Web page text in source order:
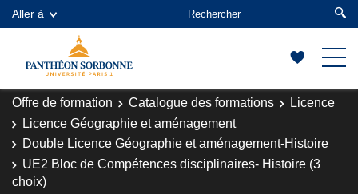
Aller à
Offre de formation Catalogue des formations
Licence
Licence Géographie et aménagement
Double Licence Géographie et aménagement-Histoire
UE2 Bloc de Compétences disciplinaires- Histoire (3
choix)